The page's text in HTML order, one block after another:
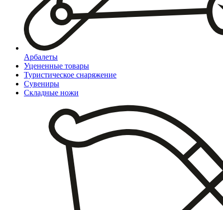
Арбалеты
Уцененные товары
Туристическое снаряжение
Сувениры
Складные ножи